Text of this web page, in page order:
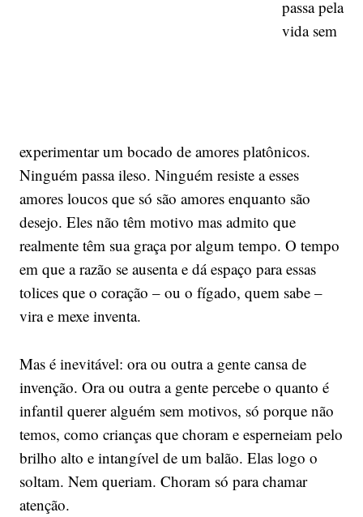
passa pela
vida sem
experimentar um bocado de amores platônicos.
Ninguém passa ileso. Ninguém resiste a esses
amores loucos que só são amores enquanto são
desejo. Eles não têm motivo mas admito que
realmente têm sua graça por algum tempo. O tempo
em que a razão se ausenta e dá espaço para essas
tolices que o coração – ou o fígado, quem sabe –
vira e mexe inventa.
Mas é inevitável: ora ou outra a gente cansa de
invenção. Ora ou outra a gente percebe o quanto é
infantil querer alguém sem motivos, só porque não
temos, como crianças que choram e esperneiam pelo
brilho alto e intangível de um balão. Elas logo o
soltam. Nem queriam. Choram só para chamar
atenção.